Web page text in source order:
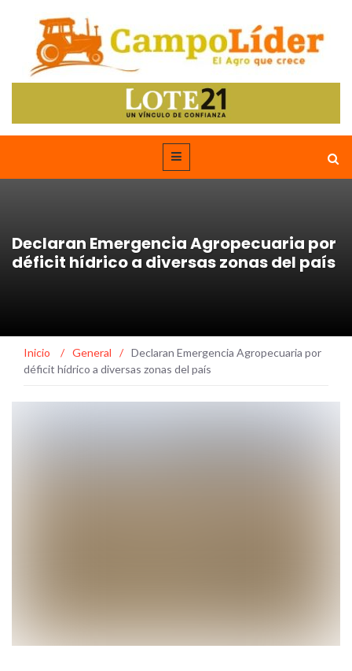
Declaran Emergencia Agropecuaria por
déficit hídrico a diversas zonas del país
Inicio / General / Declaran Emergencia Agropecuaria por
déficit hídrico a diversas zonas del país